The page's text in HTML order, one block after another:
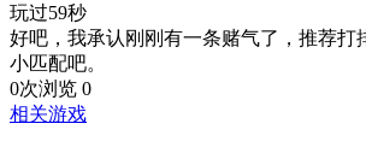
玩过59秒
好吧，我承认刚刚有一条赌气了，推荐打
小匹配吧。
0次浏览 0
相关游戏